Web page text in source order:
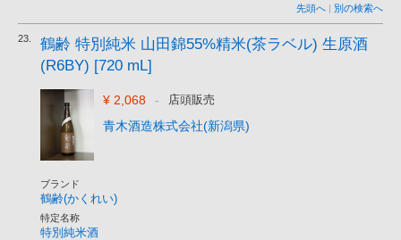
先頭へ | 別の検索へ
23.
鶴齢 特別純米 山田錦55%精米(茶ラベル) 生原酒
(R6BY) [720 mL]
¥ 2,068 - 店頭販売
青木酒造株式会社(新潟県)
ブランド
鶴齢(かくれい)
特定名称
特別純米酒